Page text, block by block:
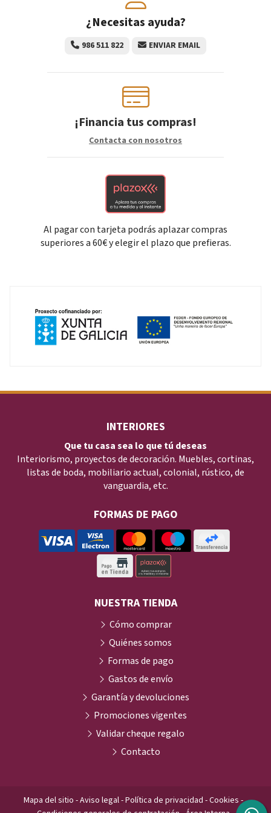
¿Necesitas ayuda?
986 511 822 ENVIAR EMAIL
¡Financia tus compras!
Contacta con nosotros
Al pagar con tarjeta podrás aplazar compras
superiores a 60€ y elegir el plazo que prefieras.
INTERIORES
Que tu casa sea lo que tú deseas
Interiorismo, proyectos de decoración. Muebles, cortinas,
listas de boda, mobiliario actual, colonial, rústico, de
vanguardia, etc.
FORMAS DE PAGO
NUESTRA TIENDA
Cómo comprar
Quiénes somos
Formas de pago
Gastos de envío
Garantía y devoluciones
Promociones vigentes
Validar cheque regalo
Contacto
Mapa del sitio -Aviso legal-Política de privacidad -Cookies -